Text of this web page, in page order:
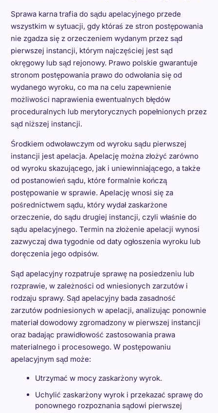
Sprawa karna trafia do sądu apelacyjnego przede
wszystkim w sytuacji, gdy któraś ze stron postępowania
nie zgadza się z orzeczeniem wydanym przez sąd
pierwszej instancji, którym najczęściej jest sąd
okręgowy lub sąd rejonowy. Prawo polskie gwarantuje
stronom postępowania prawo do odwołania się od
wydanego wyroku, co ma na celu zapewnienie
możliwości naprawienia ewentualnych błędów
proceduralnych lub merytorycznych popełnionych przez
sąd niższej instancji.
Środkiem odwoławczym od wyroku sądu pierwszej
instancji jest apelacja. Apelację można złożyć zarówno
od wyroku skazującego, jak i uniewinniającego, a także
od postanowień sądu, które formalnie kończą
postępowanie w sprawie. Apelację wnosi się za
pośrednictwem sądu, który wydał zaskarżone
orzeczenie, do sądu drugiej instancji, czyli właśnie do
sądu apelacyjnego. Termin na złożenie apelacji wynosi
zazwyczaj dwa tygodnie od daty ogłoszenia wyroku lub
doręczenia jego odpisów.
Sąd apelacyjny rozpatruje sprawę na posiedzeniu lub
rozprawie, w zależności od wniesionych zarzutów i
rodzaju sprawy. Sąd apelacyjny bada zasadność
zarzutów podniesionych w apelacji, analizując ponownie
materiał dowodowy zgromadzony w pierwszej instancji
oraz badając prawidłowość zastosowania prawa
materialnego i procesowego. W postępowaniu
apelacyjnym sąd może:
Utrzymać w mocy zaskarżony wyrok.
Uchylić zaskarżony wyrok i przekazać sprawę do
ponownego rozpoznania sądowi pierwszej